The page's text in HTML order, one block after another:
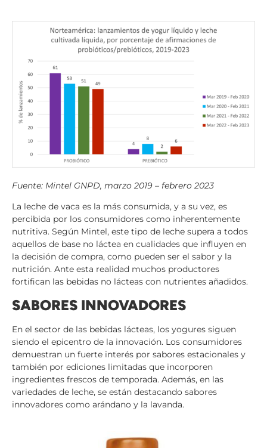
Fuente: Mintel GNPD, marzo 2019 – febrero 2023
La leche de vaca es la más consumida, y a su vez, es
percibida por los consumidores como inherentemente
nutritiva. Según Mintel, este tipo de leche supera a todos
aquellos de base no láctea en cualidades que influyen en
la decisión de compra, como pueden ser el sabor y la
nutrición. Ante esta realidad muchos productores
fortifican las bebidas no lácteas con nutrientes añadidos.
SABORES INNOVADORES
En el sector de las bebidas lácteas, los yogures siguen
siendo el epicentro de la innovación. Los consumidores
demuestran un fuerte interés por sabores estacionales y
también por ediciones limitadas que incorporen
ingredientes frescos de temporada. Además, en las
variedades de leche, se están destacando sabores
innovadores como arándano y la lavanda.